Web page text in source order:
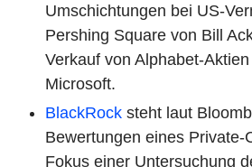
Umschichtungen bei US-
Pershing Square von Bill
Verkauf von Alphabet-
Microsoft.
BlackRock steht laut
Bewertungen eines Private-
Fokus einer Untersuchung